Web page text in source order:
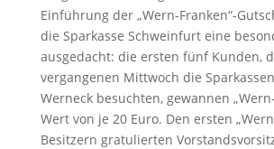
Einführung der „Wern-Franken“-
die Sparkasse Schweinfurt eine
ausgedacht: die ersten fünf Kunden,
vergangenen Mittwoch die
Werneck besuchten, gewannen
Wert von je 20 Euro. Den ersten
Besitzern gratulierten